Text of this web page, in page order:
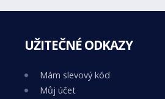
UŽITEČNÉ ODKAZY
Mám slevový kód
Můj účet